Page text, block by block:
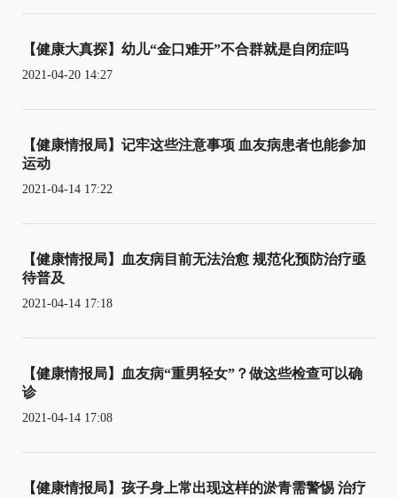
【健康大真探】幼儿“金口难开”不合群就是自闭症吗
2021-04-20 14:27
【健康情报局】记牢这些注意事项 血友病患者也能参加
运动
2021-04-14 17:22
【健康情报局】血友病目前无法治愈 规范化预防治疗亟
待普及
2021-04-14 17:18
【健康情报局】血友病“重男轻女”？做这些检查可以确
诊
2021-04-14 17:08
【健康情报局】孩子身上常出现这样的淤青需警惕 治疗